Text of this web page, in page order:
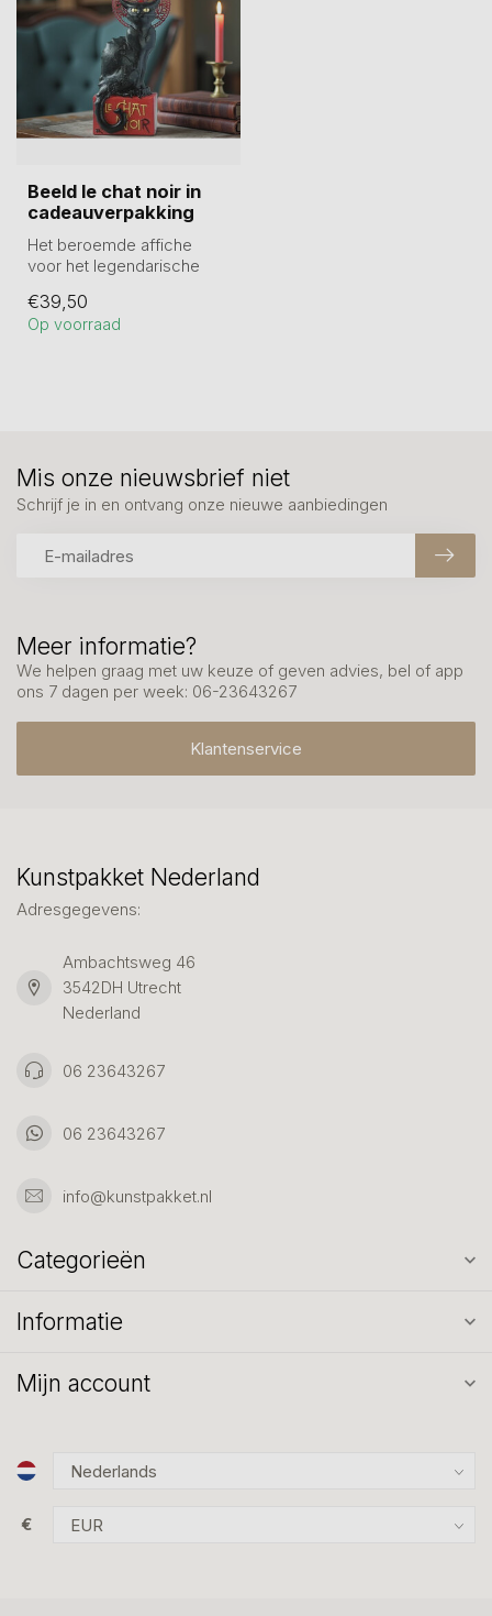
Beeld le chat noir in
cadeauverpakking
Het beroemde affiche
voor het legendarische
heuvel Montmar...
€39,50
Op voorraad
Meer informatie?
We helpen graag met uw keuze of geven advies, bel of app
ons 7 dagen per week: 06-23643267
Klantenservice
Mis onze nieuwsbrief niet
Schrijf je in en ontvang onze nieuwe aanbiedingen
Kunstpakket Nederland
Adresgegevens:
Ambachtsweg 46
3542DH Utrecht
Nederland
06 23643267
06 23643267
info@kunstpakket.nl
Categorieën
Informatie
Mijn account
€